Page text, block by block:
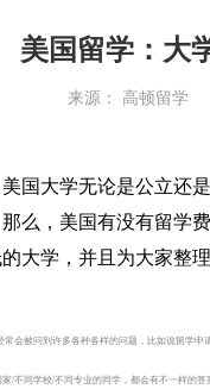
美国留学：大
来源： 高顿留学
国大学无论是公立还
么，美国有没有留学
大学，并且为大家整
会被问到许多各种各样的问题，比如说留学
/不同学校/不同专业的同学，都会有不一样的